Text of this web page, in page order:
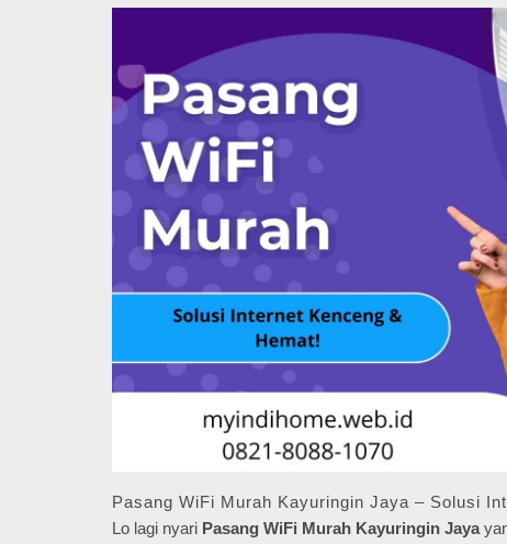
Pasang WiFi Murah Kayuringin Jaya – Solusi
Lo lagi nyari Pasang WiFi Murah Kayuringin Jaya